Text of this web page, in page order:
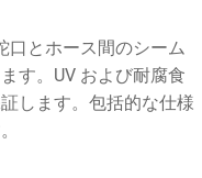
口とホース間のシーム
す。UV および耐腐食
します。包括的な仕様